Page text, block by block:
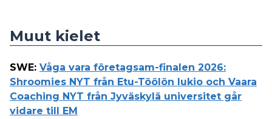
Muut kielet
SWE: Våga vara företagsam-finalen 2026:
Shroomies NYT från Etu-Töölön lukio och Vaara
Coaching NYT från Jyväskylä universitet går
vidare till EM